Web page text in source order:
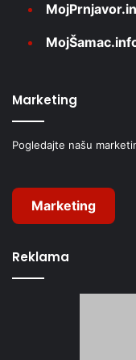
Marketing
Pogledajte našu
Marketing
Reklama